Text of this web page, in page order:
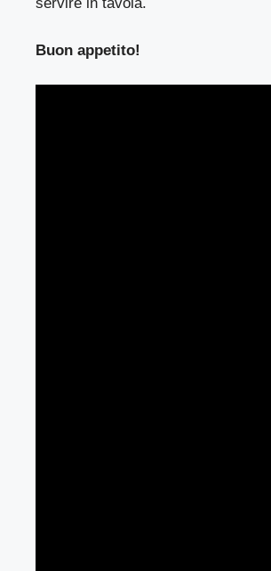
servire in tavola.
Buon appetito!